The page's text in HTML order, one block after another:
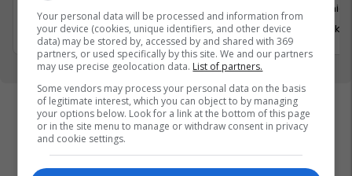
20 Gusht 2026
Kamenicë
31 Korrik
Your personal data will be processed and information from
your device (cookies, unique identifiers, and other device
data) may be stored by, accessed by and shared with 369
partners, or used specifically by this site. We and our partners
may use precise geolocation data. List of partners.
Some vendors may process your personal data on the basis
of legitimate interest, which you can object to by managing
your options below. Look for a link at the bottom of this page
or in the site menu to manage or withdraw consent in privacy
and cookie settings.